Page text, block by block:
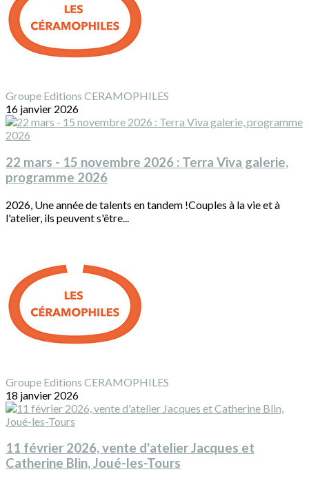
Groupe Editions CERAMOPHILES
16 janvier 2026
22 mars - 15 novembre 2026 : Terra Viva galerie,
programme 2026
2026, Une année de talents en tandem !Couples à la vie et à
l'atelier, ils peuvent s'être...
Groupe Editions CERAMOPHILES
18 janvier 2026
11 février 2026, vente d'atelier Jacques et
Catherine Blin, Joué-les-Tours